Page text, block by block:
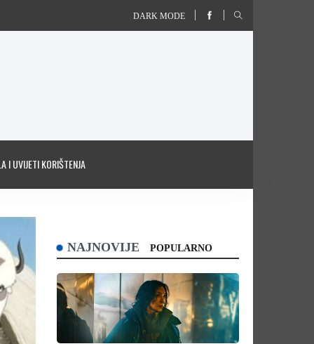
DARK MODE
I UVIJETI KORIŠTENJA
NAJNOVIJE POPULARNO